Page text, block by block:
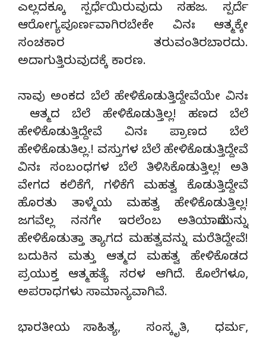
ಎಲ್ಲದಕ್ಕೂ ಸ್ಪರ್ಧೆಯಿರುವುದು ಸಹಜ. ಸ್ಪರ್ದೆ
ಆರೋಗ್ಯಪೂರ್ಣವಾಗಿರಬೇಕೇ ವಿನಃ ಆತ್ಮಕ್ಕೇ
ಸಂಚಕಾರ ತರುವಂತಿರಬಾರದು.
ಅದಾಗುತ್ತಿರುವುದಕ್ಕೆ ಕಾರಣ.
ನಾವು ಅಂಕದ ಬೆಲೆ ಹೇಳಿಕೊಡುತ್ತಿದ್ದೇವೆಯೇ ವಿನಃ
ಆತ್ಮದ ಬೆಲೆ ಹೇಳಿಕೊಡುತ್ತಿಲ್ಲ! ಹಣದ ಬೆಲೆ
ಹೇಳಿಕೊಡುತ್ತಿದ್ದೇವೆ ವಿನಃ ಪ್ರಾಣದ ಬೆಲೆ
ಹೇಳಿಕೊಡುತಿಲ್ಲ.! ವಸ್ತುಗಳ ಬೆಲೆ ಹೇಳಿಕೊಡುತ್ತಿದ್ದೇವೆ
ವಿನಃ ಸಂಬಂಧಗಳ ಬೆಲೆ ತಿಳಿಸಿಕೊಡುತ್ತಿಲ್ಲ! ಅತಿ
ವೇಗದ ಕಲಿಕೆಗೆ, ಗಳಿಕೆಗೆ ಮಹತ್ವ ಕೊಡುತ್ತಿದ್ದೇವೆ
ಹೊರತು ತಾಳ್ಮೆಯ ಮಹತ್ವ ಹೇಳಿಕೊಡುತ್ತಿಲ್ಲ!
ಜಗವೆಲ್ಲ ನನಗೇ ಇರಲೆಂಬ ಅತಿಯಾಸೆಯನ್ನು
ಹೇಳಿಕೊಡುತ್ತಾ ತ್ಯಾಗದ ಮಹತ್ವವನ್ನು ಮರೆತಿದ್ದೇವೆ!
ಬದುಕಿನ ಮತ್ತು ಆತ್ಮದ ಮಹತ್ವ ಹೇಳಿಕೊಡದ
ಪ್ರಯುಕ್ತ ಆತ್ಮಹತ್ಯೆ ಸರಳ ಆಗಿದೆ. ಕೊಲೆಗಳೂ,
ಅಪರಾಧಗಳು ಸಾಮಾನ್ಯವಾಗಿವೆ.
ಭಾರತೀಯ ಸಾಹಿತ್ಯ, ಸಂಸ್ಕೃತಿ, ಧರ್ಮ,